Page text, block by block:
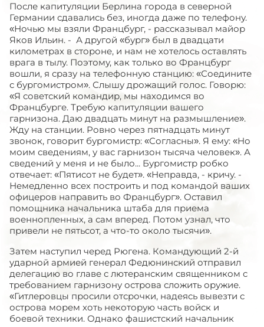
После капитуляции Берлина города в северной
Германии сдавались без, иногда даже по телефону.
«Ночью мы взяли Францбург, - рассказывал майор
Яков Ильин. - А другой «бург» был в двадцати
километрах в стороне, и нам не хотелось оставлять
врага в тылу. Поэтому, как только во Францбург
вошли, я сразу на телефонную станцию: «Соедините
с бургомистром». Слышу дрожащий голос. Говорю:
«Я советский командир, мы находимся во
Францбурге. Требую капитуляции вашего
гарнизона. Даю двадцать минут на размышление».
Жду на станции. Ровно через пятнадцать минут
звонок, говорит бургомистр: «Согласны». Я ему: «Но
моим сведениям, у вас гарнизон тысяча человек». А
сведений у меня и не было... Бургомистр робко
отвечает: «Пятисот не будет». «Неправда, - кричу. -
Немедленно всех построить и под командой ваших
офицеров направить во Францбург». Оставил
помощника начальника штаба для приема
военнопленных, а сам вперед. Потом узнал, что
привели не пятьсот, а что-то около тысячи».
Затем наступил черед Рюгена. Командующий 2-й
ударной армией генерал Федюнинский отправил
делегацию во главе с лютеранским священником с
требованием гарнизону острова сложить оружие.
«Гитлеровцы просили отсрочки, надеясь вывезти с
острова морем хоть некоторую часть войск и
боевой техники. Однако фашистский начальник